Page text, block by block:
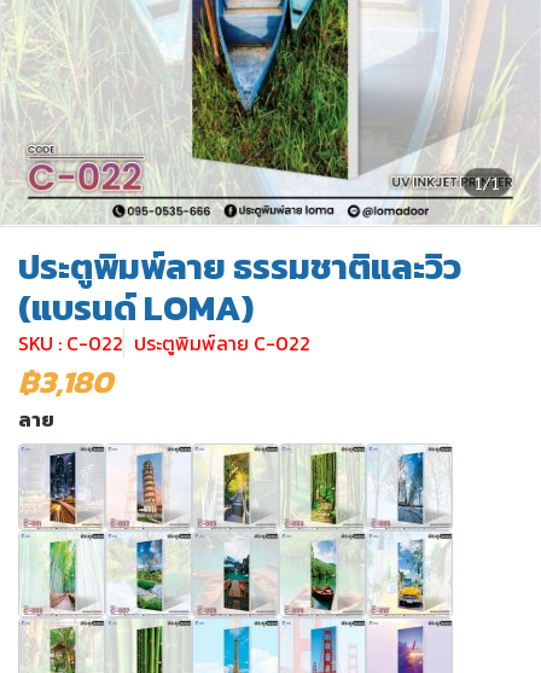
1/1
ประตูพิมพ์ลาย ธรรมชาติและวิว
(แบรนด์ LOMA)
SKU : C-022 ประตูพิมพ์ลาย C-022
฿3,180
ลาย